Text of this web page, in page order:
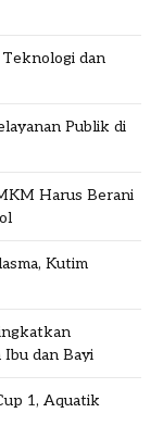
dan
Publik di
Harus Berani
Kutim
dan Bayi
1, Aquatik